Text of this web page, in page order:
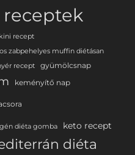
recept
zabpehelyes muffin diétásan
recept gyümölcsnap
keményítő nap
diéta gomba keto recept
diéta